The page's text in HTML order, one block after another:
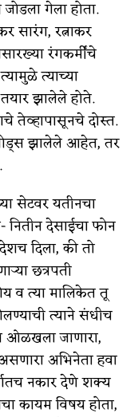
गेला होता.
सारंग, रत्नाकर
रंगकर्मींचे
त्याच्या
झालेले होते.
तेव्हापासूनचे दोस्त.
झालेले आहेत, तर
सेटवर यतीनचा
नितीन देसाईचा फोन
दिला, की तो
छत्रपती
व त्या मालिकेत तू
त्याने संधीच
ओळखला जाणारा,
अभिनेता हवा
नकार देणे शक्य
कायम विषय होता,